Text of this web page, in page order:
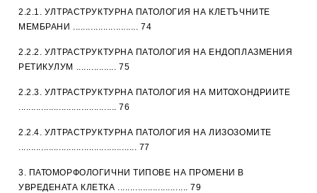
2.2.1. УЛТРАСТРУКТУРНА ПАТОЛОГИЯ НА КЛЕТЪЧНИТЕ
МЕМБРАНИ .......................... 74
2.2.2. УЛТРАСТРУКТУРНА ПАТОЛОГИЯ НА ЕНДОПЛАЗМЕНИЯ
РЕТИКУЛУМ ................ 75
2.2.3. УЛТРАСТРУКТУРНА ПАТОЛОГИЯ НА МИТОХОНДРИИТЕ
....................................... 76
2.2.4. УЛТРАСТРУКТУРНА ПАТОЛОГИЯ НА ЛИЗОЗОМИТЕ
............................................... 77
3. ПАТОМОРФОЛОГИЧНИ ТИПОВЕ НА ПРОМЕНИ В
УВРЕДЕНАТА КЛЕТКА ............................ 79